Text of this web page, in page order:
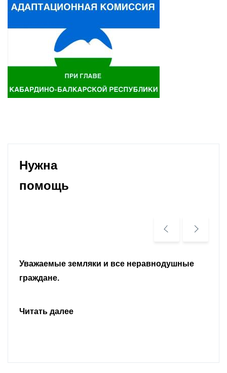
Нужна
помощь
Уважаемые земляки и все неравнодушные
граждане.
Читать далее